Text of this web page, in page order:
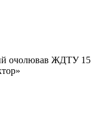
очолював ЖДТУ 15